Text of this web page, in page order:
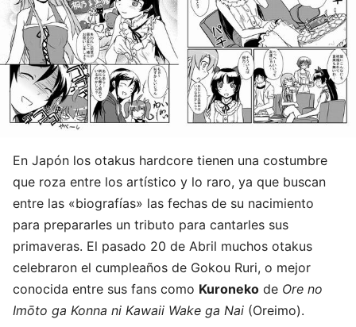
En Japón los otakus hardcore tienen una costumbre
que roza entre los artístico y lo raro, ya que buscan
entre las «biografías» las fechas de su nacimiento
para prepararles un tributo para cantarles sus
primaveras. El pasado 20 de Abril muchos otakus
celebraron el cumpleaños de Gokou Ruri, o mejor
conocida entre sus fans como Kuroneko de Ore no
Imōto ga Konna ni Kawaii Wake ga Nai (Oreimo).